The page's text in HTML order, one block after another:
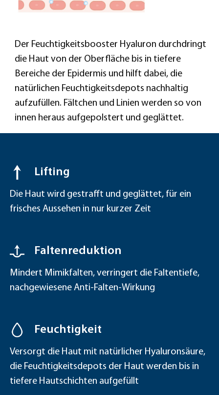
Der Feuchtigkeitsbooster Hyaluron durchdringt
die Haut von der Oberfläche bis in tiefere
Bereiche der Epidermis und hilft dabei, die
natürlichen Feuchtigkeitsdepots nachhaltig
aufzufüllen. Fältchen und Linien werden so von
innen heraus aufgepolstert und geglättet.
Lifting
Die Haut wird gestrafft und geglättet, für ein
frisches Aussehen in nur kurzer Zeit
Faltenreduktion
Mindert Mimikfalten, verringert die Faltentiefe,
nachgewiesene Anti-Falten-Wirkung
Feuchtigkeit
Versorgt die Haut mit natürlicher Hyaluronsäure,
die Feuchtigkeits­depots der Haut werden bis in
tiefere Hautschichten aufgefüllt